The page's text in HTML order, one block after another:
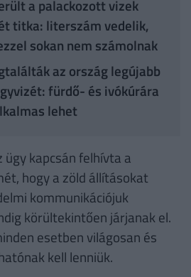
a palackozott vizek
titka: literszám vedelik,
sokan nem számolnak
az ország legújabb
fürdő- és ivókúrára
lehet
kapcsán felhívta a
hogy a zöld állításokat
kommunikációjuk
körültekintően járjanak el.
esetben világosan és
kell lenniük.